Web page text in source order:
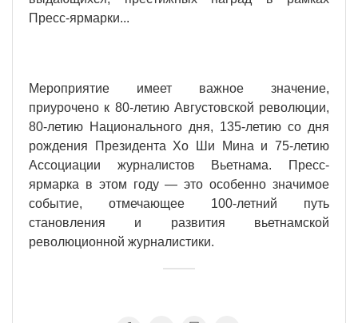
Пресс-ярмарки...
Мероприятие имеет важное значение,
приурочено к 80-летию Августовской революции,
80-летию Национального дня, 135-летию со дня
рождения Президента Хо Ши Мина и 75-летию
Ассоциации журналистов Вьетнама. Пресс-
ярмарка в этом году — это особенно значимое
событие, отмечающее 100-летний путь
становления и развития вьетнамской
революционной журналистики.